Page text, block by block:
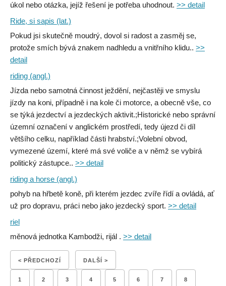
úkol nebo otázka, jejíž řešení je potřeba uhodnout. >> detail
Ride, si sapis (lat.)
Pokud jsi skutečně moudrý, dovol si radost a zasměj se,
protože smích bývá znakem nadhledu a vnitřního klidu.. >>
detail
riding (angl.)
Jízda nebo samotná činnost ježdění, nejčastěji ve smyslu
jízdy na koni, případně i na kole či motorce, a obecně vše, co
se týká jezdectví a jezdeckých aktivit.;Historické nebo správní
územní označení v anglickém prostředí, tedy újezd či díl
většího celku, například části hrabství.;Volební obvod,
vymezené území, které má své voliče a v němž se vybírá
politický zástupce.. >> detail
riding a horse (angl.)
pohyb na hřbetě koně, při kterém jezdec zvíře řídí a ovládá, ať
už pro dopravu, práci nebo jako jezdecký sport. >> detail
riel
měnová jednotka Kambodži, rijál . >> detail
< PŘEDCHOZÍ DALŠÍ >
1 2 3 4 5 6 7 8